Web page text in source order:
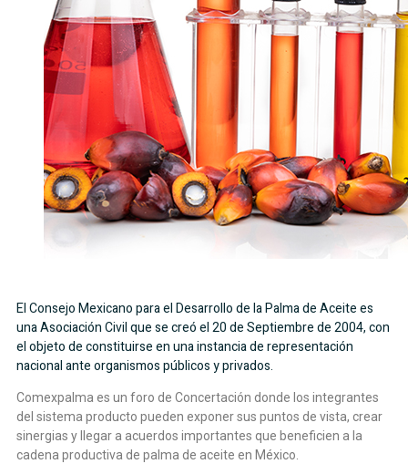
El Consejo Mexicano para el Desarrollo de la Palma de Aceite es
una Asociación Civil que se creó el 20 de Septiembre de 2004, con
el objeto de constituirse en una instancia de representación
nacional ante organismos públicos y privados.
Comexpalma es un foro de Concertación donde los integrantes
del sistema producto pueden exponer sus puntos de vista, crear
sinergias y llegar a acuerdos importantes que beneficien a la
cadena productiva de palma de aceite en México.